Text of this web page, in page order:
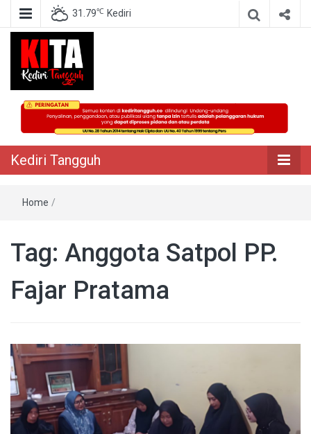
31.79℃ Kediri
Kediri Tangguh
Berita Akurat Terpercaya
Kediri Tangguh
Home /
Tag: Anggota Satpol PP.
Fajar Pratama